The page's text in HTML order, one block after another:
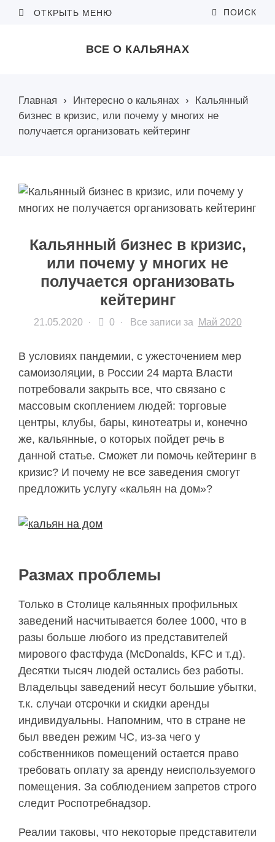
ОТКРЫТЬ МЕНЮ ПОИСК
ВСЕ О КАЛЬЯНАХ
Главная › Интересно о кальянах › Кальянный
бизнес в кризис, или почему у многих не
получается организовать кейтеринг
Кальянный бизнес в кризис,
или почему у многих не
получается организовать
кейтеринг
21.05.2020 · 0 · Все записи за Май 2020
В условиях пандемии, с ужесточением мер
самоизоляции, в России 24 марта Власти
потребовали закрыть все, что связано с
массовым скоплением людей: торговые
центры, клубы, бары, кинотеатры и, конечно
же, кальянные, о которых пойдет речь в
данной статье. Сможет ли помочь кейтеринг в
кризис? И почему не все заведения смогут
предложить услугу «кальян на дом»?
Размах проблемы
Только в Столице кальянных профильных
заведений насчитывается более 1000, что в
разы больше любого из представителей
мирового фастфуда (McDonalds, KFC и т.д).
Десятки тысяч людей остались без работы.
Владельцы заведений несут большие убытки,
т.к. случаи отсрочки и скидки аренды
индивидуальны. Напомним, что в стране не
был введен режим ЧС, из-за чего у
собственников помещений остается право
требовать оплату за аренду неиспользуемого
помещения. За соблюдением запретов строго
следит Роспотребнадзор.
Реалии таковы, что некоторые представители